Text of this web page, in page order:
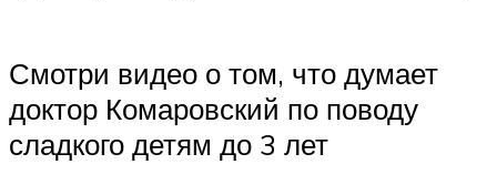
Смотри видео о том, что думает
доктор Комаровский по поводу
сладкого детям до 3 лет